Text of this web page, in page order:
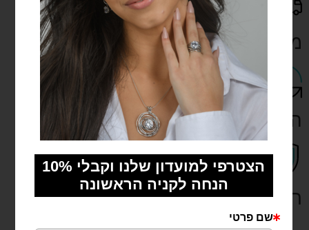
משלוח מהיר עד 3 ימים
החלפות והחזרות בקלות
רכישה מאובטחת